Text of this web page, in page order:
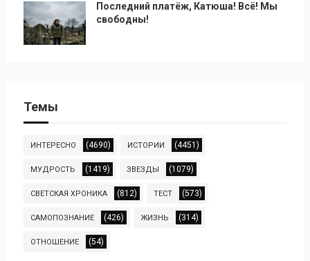
Последний платёж, Катюша! Всё! Мы
свободны!
Темы
ИНТЕРЕСНО (4690) ИСТОРИИ (4451)
МУДРОСТЬ (1419) ЗВЕЗДЫ (1079)
СВЕТСКАЯ ХРОНИКА (812) ТЕСТ (573)
САМОПОЗНАНИЕ (426) ЖИЗНЬ (314)
ОТНОШЕНИЕ (54)